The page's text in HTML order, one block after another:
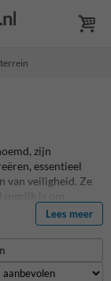
zijn
essentieel
van veiligheid. Ze
is om
te leiden, zoals
Ons
afgestemd op
met ketting
algehele
Lees meer